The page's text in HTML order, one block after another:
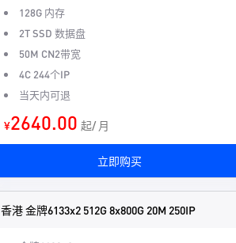
128G 内存
2T SSD 数据盘
50M CN2带宽
4C 244个IP
当天内可退
¥2640.00 起/ 月
立即购买
香港 金牌6133x2 512G 8x800G 20M 250IP